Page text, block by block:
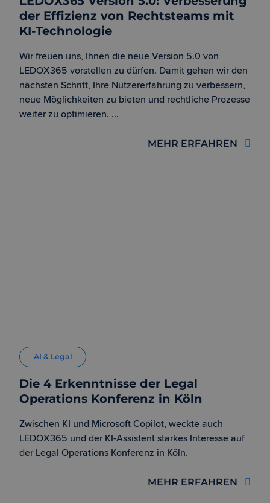
der Effizienz von Rechtsteams mit
KI-Technologie
Wir freuen uns, Ihnen die neue Version 5.0 von
LEDOX365 vorstellen zu dürfen. Damit gehen wir den
nächsten Schritt, Ihre Nutzererfahrung zu verbessern,
neue Möglichkeiten zu bieten und rechtliche Prozesse
weiter zu optimieren. ...
MEHR ERFAHREN
AI & Legal
Die 4 Erkenntnisse der Legal
Operations Konferenz in Köln
Zwischen KI und Microsoft Copilot, weckte auch
LEDOX365 und der KI-Assistent starkes Interesse auf
der Legal Operations Konferenz in Köln.
MEHR ERFAHREN